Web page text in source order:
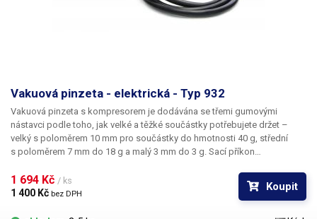
Vakuová pinzeta - elektrická - Typ 932
Vakuová pinzeta s kompresorem je dodávána se třemi gumovými
nástavci podle toho, jak velké a těžké součástky potřebujete držet –
velký s poloměrem 10 mm pro součástky do hmotnosti 40 g, střední
s poloměrem 7 mm do 18 g a malý 3 mm do 3 g. Sací příkon
sacího pera.
1 694 Kč / ks
1 400 Kč bez DPH
Koupit